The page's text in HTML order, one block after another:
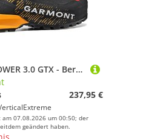
Garmont TOWER 3.0 GTX - Bergschuh
237,95 €
07.08.2026 um 00:50; der
geändert haben.